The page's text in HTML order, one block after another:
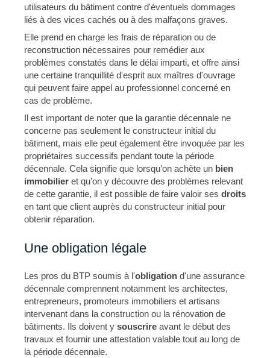
utilisateurs du bâtiment contre d'éventuels dommages
liés à des vices cachés ou à des malfaçons graves.
Elle prend en charge les frais de réparation ou de
reconstruction nécessaires pour remédier aux
problèmes constatés dans le délai imparti, et offre ainsi
une certaine tranquillité d'esprit aux maîtres d'ouvrage
qui peuvent faire appel au professionnel concerné en
cas de problème.
Il est important de noter que la garantie décennale ne
concerne pas seulement le constructeur initial du
bâtiment, mais elle peut également être invoquée par les
propriétaires successifs pendant toute la période
décennale. Cela signifie que lorsqu’on achète un bien
immobilier et qu’on y découvre des problèmes relevant
de cette garantie, il est possible de faire valoir ses droits
en tant que client auprès du constructeur initial pour
obtenir réparation.
Une obligation légale
Les pros du BTP soumis à l'obligation d'une assurance
décennale comprennent notamment les architectes,
entrepreneurs, promoteurs immobiliers et artisans
intervenant dans la construction ou la rénovation de
bâtiments. Ils doivent y souscrire avant le début des
travaux et fournir une attestation valable tout au long de
la période décennale.